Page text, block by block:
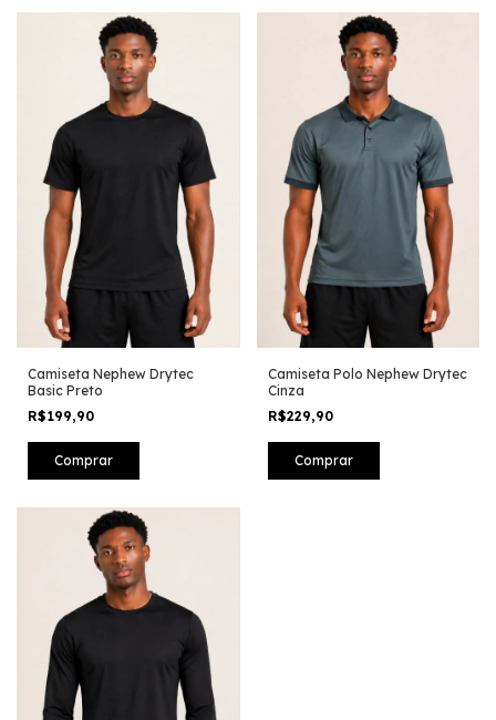
Camiseta Nephew Drytec
Basic Preto
R$199,90
Comprar
Camiseta Polo Nephew Drytec
Cinza
R$229,90
Comprar